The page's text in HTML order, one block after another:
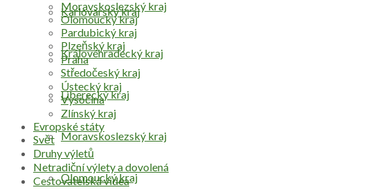
Karlovarský kraj
Královéhradecký kraj
Liberecký kraj
Moravskoslezský kraj
Olomoucký kraj
Moravskoslezský kraj
Olomoucký kraj
Pardubický kraj
Plzeňský kraj
Praha
Středočeský kraj
Ústecký kraj
Vysočina
Zlínský kraj
Evropské státy
Svět
Druhy výletů
Netradiční výlety a dovolená
Cestovatelská videa